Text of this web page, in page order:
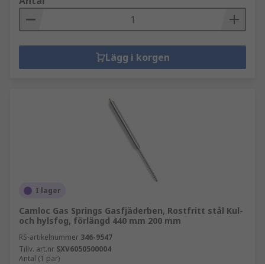
Lägg i korgen
I lager
Camloc Gas Springs Gasfjäderben, Rostfritt stål Kul-
och hylsfog, förlängd 440 mm 200 mm
RS-artikelnummer 346-9547
Tillv. art.nr SXV6050500004
Antal (1 par)